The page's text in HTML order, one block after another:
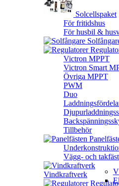
Solcellspaket
För fritidshus
För husbil &
Victron MPPT
Victron Smart
Övriga MPPT
PWM
Duo
Tillbehör
Vägg- och
Vindkraftverk